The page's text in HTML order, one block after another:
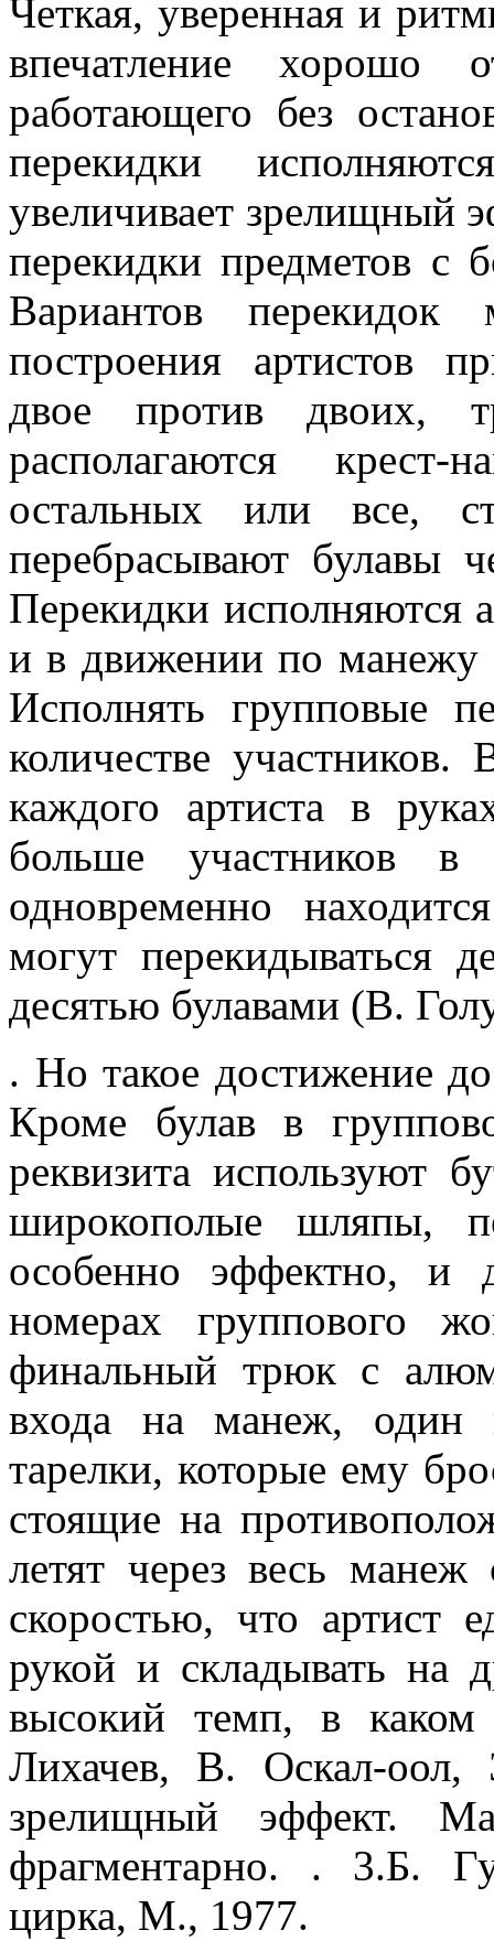
Четкая, уверенная и
впечатление хорошо
работающего без
перекидки
увеличивает зрелищный
перекидки предметов с
Вариантов перекидок
построения артистов
двое против двоих,
располагаются
остальных или все,
перебрасывают булавы
Перекидки исполняются
и в движении по
Исполнять групповые
количестве
каждого артиста в
больше участников
одновременно
могут перекидываться
десятью булавами (В.
. Но такое достижение
Кроме булав в
реквизита используют
широкополые шляпы,
особенно эффектно, и
номерах группового
финальный трюк с
входа на манеж, один
тарелки, которые ему
стоящие на
летят через весь
скоростью, что артист
рукой и складывать на
высокий темп, в
Лихачев, В. Оскал-
зрелищный эффект.
фрагментарно. . 3.Б.
цирка, М., 1977.